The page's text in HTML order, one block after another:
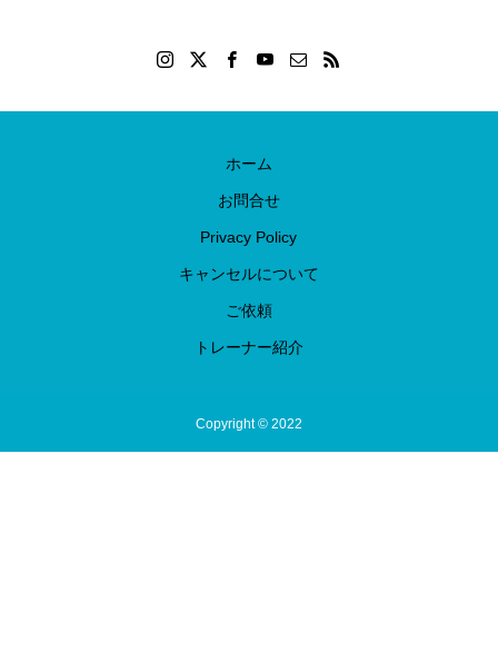
ホーム
お問合せ
Privacy Policy
キャンセルについて
ご依頼
トレーナー紹介
Copyright © 2022